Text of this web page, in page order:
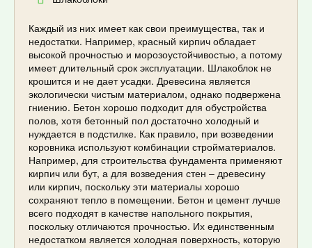
Каждый из них имеет как свои преимущества, так и
недостатки. Например, красный кирпич обладает
высокой прочностью и морозоустойчивостью, а потому
имеет длительный срок эксплуатации. Шлакоблок не
крошится и не дает усадки. Древесина является
экологически чистым материалом, однако подвержена
гниению. Бетон хорошо подходит для обустройства
полов, хотя бетонный пол достаточно холодный и
нуждается в подстилке. Как правило, при возведении
коровника используют комбинации стройматериалов.
Например, для строительства фундамента применяют
кирпич или бут, а для возведения стен – древесину
или кирпич, поскольку эти материалы хорошо
сохраняют тепло в помещении. Бетон и цемент лучше
всего подходят в качестве напольного покрытия,
поскольку отличаются прочностью. Их единственным
недостатком является холодная поверхность, которую